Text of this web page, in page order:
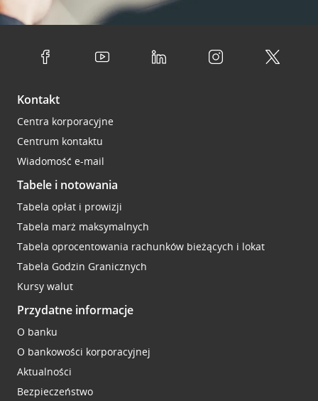
Kontakt
Centra korporacyjne
Centrum kontaktu
Wiadomość e-mail
Tabele i notowania
Tabela opłat i prowizji
Tabela marż maksymalnych
Tabela oprocentowania rachunków bieżących i lokat
Tabela Godzin Granicznych
Kursy walut
Przydatne informacje
O banku
O bankowości korporacyjnej
Aktualności
Bezpieczeństwo